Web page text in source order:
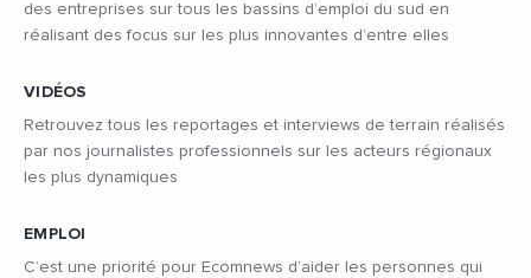
des entreprises sur tous les bassins d’emploi du sud en
réalisant des focus sur les plus innovantes d’entre elles
VIDÉOS
Retrouvez tous les reportages et interviews de terrain réalisés
par nos journalistes professionnels sur les acteurs régionaux
les plus dynamiques
EMPLOI
C’est une priorité pour Ecomnews d’aider les personnes qui